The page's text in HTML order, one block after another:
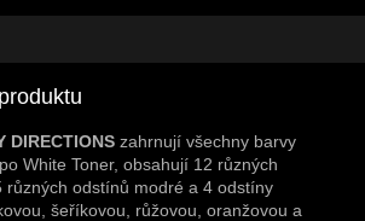
DIRECTIONS zahrnují všechny barvy
White Toner, obsahují 12 různých
různých odstínů modré a 4 odstíny
šeříkovou, růžovou, oranžovou a